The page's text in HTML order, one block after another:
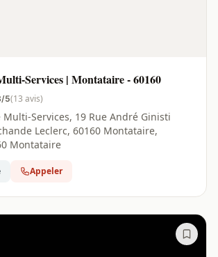
Services | Montataire - 60160
5(13 avis)
Services, 19 Rue André Ginisti
Leclerc, 60160 Montataire,
Montataire
Appeler